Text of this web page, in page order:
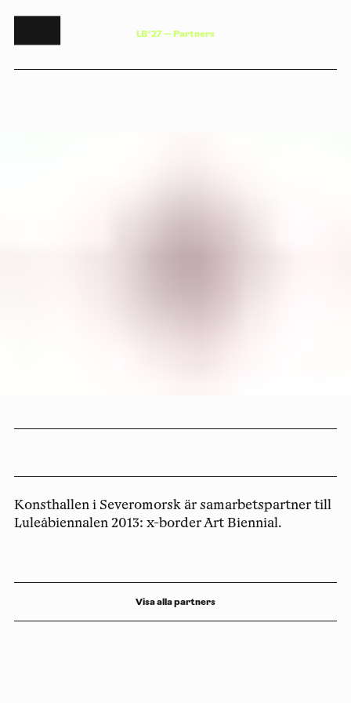
LB°27—Partners
Konsthallen i Severomorsk är samarbetspartner till
Luleåbiennalen 2013: x-border Art Biennial.
Visa alla partners